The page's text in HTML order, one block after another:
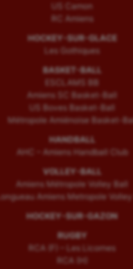
US Camon
RC Amiens
HOCKEY-SUR-GLACE
Les Gothiques
BASKET-BALL
ESCLAMS BB
Amiens SC Basket-Ball
US Boves Basket-Ball
Métropole Amiénoise Basket-
HANDBALL
AHC – Amiens Handball Club
VOLLEY-BALL
Amiens Métropole Volley Ball
Longueau Amiens Metropole Volley
HOCKEY-SUR-GAZON
RUGBY
RCA (F) – Les Licornes
RCA (H)